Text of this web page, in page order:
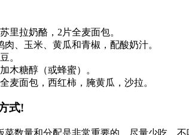
里拉奶酪，2片全麦面包。
、玉米、黄瓜和青椒，配酸奶汁。
。
木糖醇（或蜂蜜）。
麦面包，西红柿，腌黄瓜，沙拉。
式!